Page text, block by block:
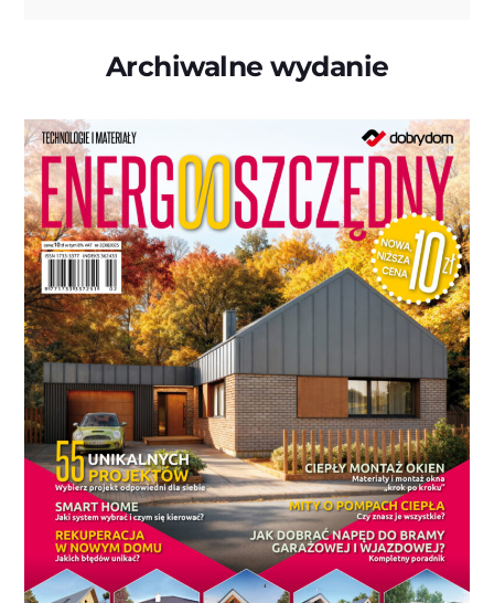
Archiwalne wydanie